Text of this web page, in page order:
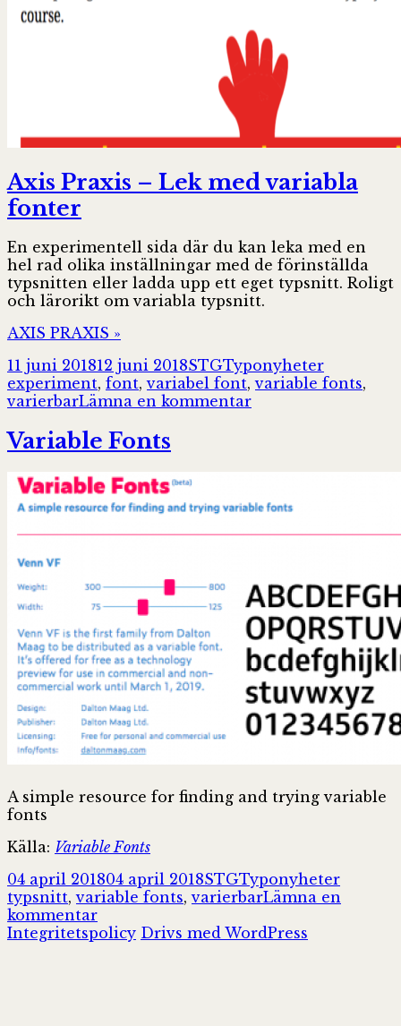
Axis Praxis – Lek med variabla
fonter
En experimentell sida där du kan leka med en
hel rad olika inställningar med de förinställda
typsnitten eller ladda upp ett eget typsnitt. Roligt
och lärorikt om variabla typsnitt.
AXIS PRAXIS »
Postat
11 juni 201812 juni 2018Författare
STGKategorier
TyponyheterTaggar
experiment, font,variabel font,variable fonts,
varierbarLämna en kommentartill
variabla
Variable Fonts
A simple resource for finding and trying variable
fonts
Källa: Variable Fonts
Postat
04 april 201804 april 2018Författare
STGKategorier
TyponyheterTaggar
typsnitt,variable fonts,varierbarLämna en
kommentartill
Variable
Integritetspolicy Drivs med WordPress